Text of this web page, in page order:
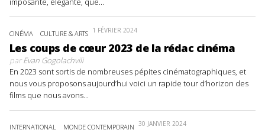
CINÉMA CULTURE & ARTS 1 FÉVRIER 2024
Les coups de cœur 2023 de la rédac cinéma
parEvan Gogolachvili
En 2023 sont sortis de nombreuses pépites cinématographiques, et
nous vous proposons aujourd’hui voici un rapide tour d’horizon des
films que nous avons...
INTERNATIONAL MONDE CONTEMPORAIN 30 JANVIER 2024